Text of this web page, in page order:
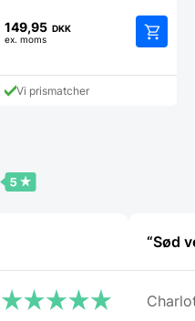
149,95 DKK
ex. moms
vare
Vi prismatcher
“Sød